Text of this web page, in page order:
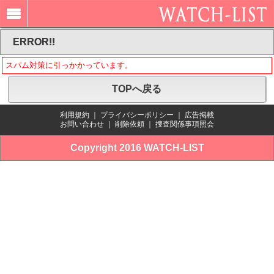
ERROR!!
スパム対策に引っかかっています。
TOPへ戻る
利用規約 プライバシーポリシー
広告掲載
お問い合わせ
削除依頼 捜査関係事項照会
Copyright 2016 WATCH-LIST